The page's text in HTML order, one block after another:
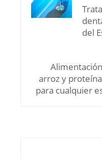
del
arroz y
para cualquier